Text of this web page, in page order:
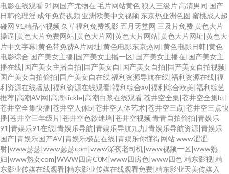
电影在线观看 91网国产尤物在 毛片网站黄色狼人三级片 高清男同 国产
日韩伦理淫 成年免费视频 亚洲欧美中文视频 东京热亚洲色图 蜜桃成人超
碰网 91精品小视频 久草福利免费视影 五月天堂网 三及片免费黄色大片
操逼|黄色大片免费网站|黄色大片网|黄色大片网站|黄色大片网址|黄色大
片中文字幕|黄色带免费A片网址|黄色电影东京热网|黄色电影日韩|黄色
电影综合 国产美女主播|国产美女主播一区|国产美女主播在|国产美女主
播在线|国产美女主播自拍|国产美女自|国产美女自拍|国产美女自拍视频|
国产美女自拍偷拍|国产美女自在线福利资源导航在线|福利资源在线|福
利资源在线播放|福利资源在线观看|福利综合av|福利综合欧美|福利综艺
推荐|高潮AV网|高潮tickle|高潮白浆在线观看苍井空全集|苍井空全集bt|
苍井空全集快播|苍井空人体b|苍井空人体艺术|苍井空三点|苍井空三点快
播|苍井空三年级片|苍井空色欲迷墙|苍井空视频 青青自拍偷拍|青娱乐
91|青娱乐91在线|青娱乐导航|青娱乐导航九九|青娱乐导航资源|青娱乐
国产|青娱乐国产AV|青娱乐极品在线|青娱乐你懂得网站www涩涩
射|www瑟瑟|www瑟瑟com|www深夜老司机|www视频一区|www熟
妇|www熟女com|WWW四房C0M|www四房色|www四色 精东影视|精
东影业传媒在线观看|精东影业传媒在线观看免费|精东影业天美传媒入